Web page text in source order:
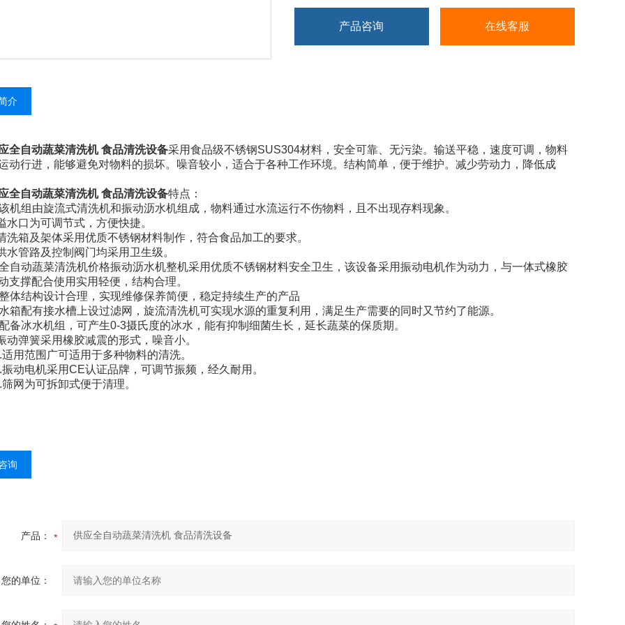
产品咨询 在线客服
介
全自动蔬菜清洗机 食品清洗设备采用食品级不锈钢SUS304材料，安全可靠、无污染。输送平稳，速度可调，物料
动行进，能够避免对物料的损坏。噪音较小，适合于各种工作环境。结构简单，便于维护。减少劳动力，降低成
全自动蔬菜清洗机 食品清洗设备特点：
组由旋流式清洗机和振动沥水机组成，物料通过水流运行不伤物料，且不出现存料现象。
口为可调节式，方便快捷。
箱及架体采用优质不锈钢材料制作，符合食品加工的要求。
管路及控制阀门均采用卫生级。
动蔬菜清洗机价格振动沥水机整机采用优质不锈钢材料安全卫生，该设备采用振动电机作为动力，与一体式橡胶
支撑配合使用实用轻便，结构合理。
结构设计合理，实现维修保养简便，稳定持续生产的产品
配有接水槽上设过滤网，旋流清洗机可实现水源的重复利用，满足生产需要的同时又节约了能源。
冰水机组，可产生0-3摄氏度的冰水，能有抑制细菌生长，延长蔬菜的保质期。
弹簧采用橡胶减震的形式，噪音小。
范围广可适用于多种物料的清洗。
电机采用CE认证品牌，可调节振频，经久耐用。
为可拆卸式便于清理。
询
产品：
您的单位：